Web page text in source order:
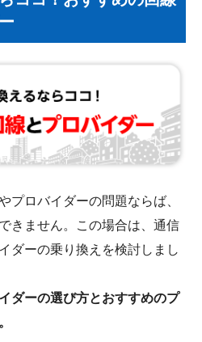
プロバイダーの問題ならば、
きません。この場合は、通信
ダーの乗り換えを検討しまし
ダーの選び方とおすすめのプ